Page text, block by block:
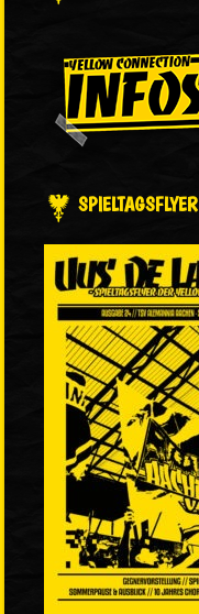
SPIELTAGSFLYER